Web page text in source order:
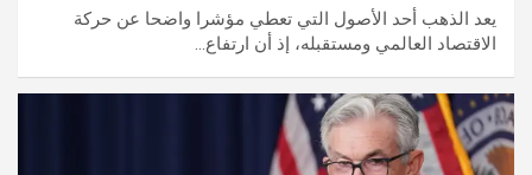
يعد الذهب أحد الأصول التي تعطي مؤشرا واضحا عن حركة
الاقتصاد العالمي ومستقبله، إذ أن ارتفاع…